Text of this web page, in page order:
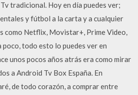
tradicional. Hoy en día puedes ver;
y fútbol a la carta y a cualquier
como Netflix, Movistar+, Prime Video,
poco, todo esto lo puedes ver en
unos pocos años atrás era como mirar
a Android Tv Box España. En
de todo corazón, a comprar entre